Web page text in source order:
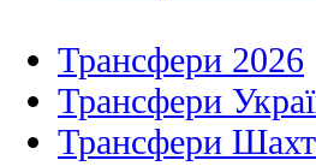
Трансфери 2026
Трансфери
Трансфери